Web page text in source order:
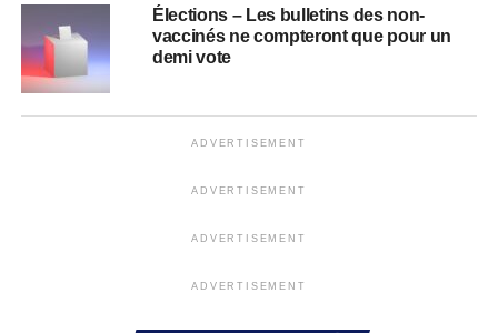
Élections – Les bulletins des non-
vaccinés ne compteront que pour un
demi vote
ADVERTISEMENT
ADVERTISEMENT
ADVERTISEMENT
ADVERTISEMENT